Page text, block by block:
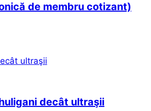
de membru cotizant)
decât ultraşii